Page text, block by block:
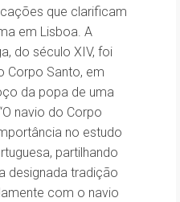
que clarificam
em Lisboa. A
do século XIV, foi
Corpo Santo, em
da popa de uma
navio do Corpo
no estudo
partilhando
designada tradição
com o navio